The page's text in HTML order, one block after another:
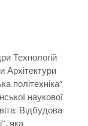
Архітектури
політехніка”
наукової
Відбудова
яка